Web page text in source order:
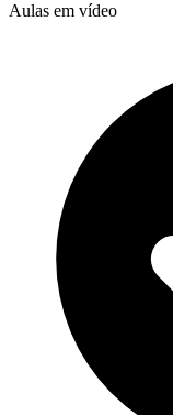
Aulas em vídeo